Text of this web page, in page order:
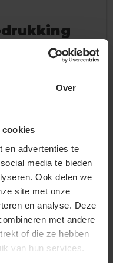
Over
cookies
en advertenties te
media te bieden
Ook delen we
site met onze
en analyse. Deze
met andere
of die ze hebben
van hun services.
T-shirt uitstekend
evenementen
dames T-
dames T-shirts en
ademend en
en dagelijks gebruik
en